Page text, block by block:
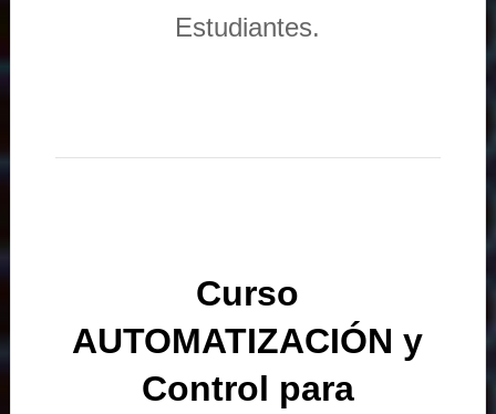
Estudiantes.
Curso
AUTOMATIZACIÓN y
Control para